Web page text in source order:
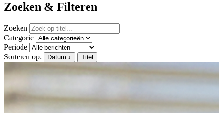
Zoeken & Filteren
Zoeken
Categorie
Periode
Sorteren op:
Datum ↓ Titel